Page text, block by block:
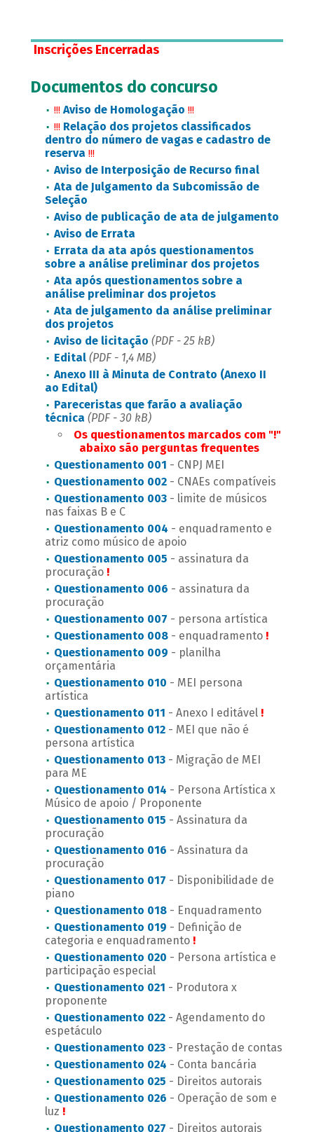
Inscrições Encerradas
Documentos do concurso
!!!Aviso de Homologação !!!
!!! Relação dos projetos classificados
dentro do número de vagas e cadastro de
reserva !!!
Aviso de Interposição de Recurso final
Ata de Julgamento da Subcomissão de
Seleção
Aviso de publicação de ata de julgamento
Aviso de Errata
Errata da ata após questionamentos
sobre a análise preliminar dos projetos
Ata após questionamentos sobre a
análise preliminar dos projetos
Ata de julgamento da análise preliminar
dos projetos
Aviso de licitação (PDF - 25 kB)
Edital (PDF - 1,4 MB)
Anexo III à Minuta de Contrato (Anexo II
ao Edital)
Pareceristas que farão a avaliação
técnica (PDF - 30 kB)
Os questionamentos marcados com "!"
abaixo são perguntas frequentes
Questionamento 001 - CNPJ MEI
Questionamento 002 - CNAEs compatíveis
Questionamento 003 - limite de músicos
nas faixas B e C
Questionamento 004 - enquadramento e
atriz como músico de apoio
Questionamento 005 - assinatura da
procuração !
Questionamento 006 - assinatura da
procuração
Questionamento 007 - persona artística
Questionamento 008 - enquadramento !
Questionamento 009 - planilha
orçamentária
Questionamento 010 - MEI persona
artística
Questionamento 011 - Anexo I editável !
Questionamento 012 - MEI que não é
persona artística
Questionamento 013 - Migração de MEI
para ME
Questionamento 014 - Persona Artística x
Músico de apoio / Proponente
Questionamento 015 - Assinatura da
procuração
Questionamento 016 - Assinatura da
procuração
Questionamento 017 - Disponibilidade de
piano
Questionamento 018 - Enquadramento
Questionamento 019 - Definição de
categoria e enquadramento !
Questionamento 020 - Persona artística e
participação especial
Questionamento 021 - Produtora x
proponente
Questionamento 022 - Agendamento do
espetáculo
Questionamento 023 - Prestação de contas
Questionamento 024 - Conta bancária
Questionamento 025 - Direitos autorais
Questionamento 026 - Operação de som e
luz !
Questionamento 027 - Direitos autorais